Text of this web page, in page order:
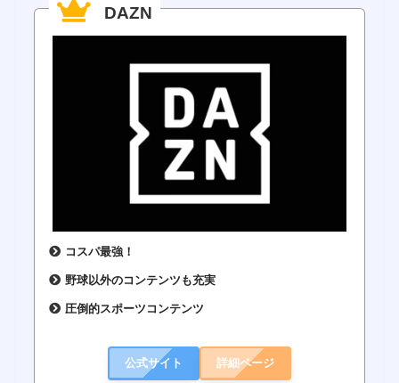
DAZN
コスパ最強！
野球以外のコンテンツも充実
圧倒的スポーツコンテンツ
公式サイト 詳細ページ